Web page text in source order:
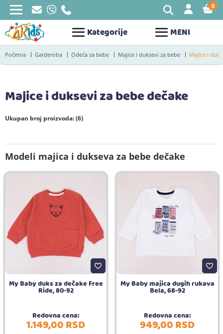
Kategorije MENI
0
Početna Garderoba Odeća za bebe Majice i duksevi za bebe Majice i
Majice i duksevi za bebe dečake
Ukupan broj proizvoda: (6)
Modeli majica i dukseva za bebe dečake
My Baby duks za dečake Free
Ride, 80-92
Redovna cena:
1.149,00RSD
My Baby majica dugih rukava
Bela, 68-92
Redovna cena:
949,00RSD